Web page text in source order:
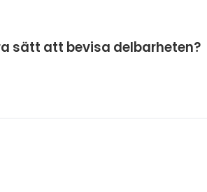
sätt att bevisa delbarheten?